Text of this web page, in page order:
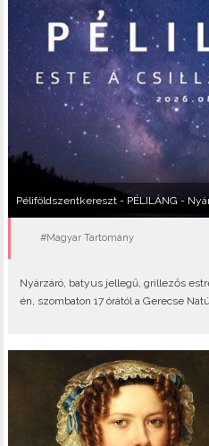
Péliföldszentkereszt - PÉLILÁNG -
#Magyar Tartomány
Nyárzáró, batyus jellegű, grillezős
én, szombaton 17 órától a Gerecse